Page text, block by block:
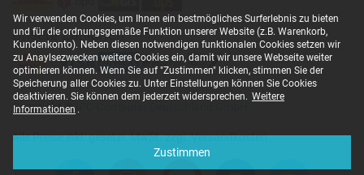
Wir verwenden Cookies, um Ihnen ein bestmögliches Surferlebnis zu bieten
und für die ordnungsgemäße Funktion unserer Website (z.B. Warenkorb,
Kundenkonto). Neben diesen notwendigen funktionalen Cookies setzen wir
zu Anaylsezwecken weitere Cookies ein, damit wir unsere Webseite weiter
optimieren können. Wenn Sie auf "Zustimmen" klicken, stimmen Sie der
Speicherung aller Cookies zu. Unter Einstellungen können Sie Cookies
deaktivieren. Sie können dem jederzeit widersprechen. Weitere
Informationen .
Zustimmen
Unsere Zahlarten
Copyright ©
Alle Preise inkl. gesetzl. MwSt. zzgl. Versandkosten